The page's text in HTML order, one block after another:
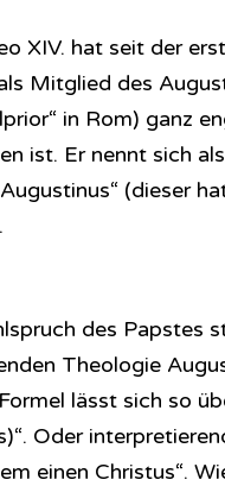
XIV. hat seit der
Mitglied des
in Rom) ganz
ist. Er nennt sich
(dieser
des Papstes
Theologie
lässt sich so
Oder
einen Christus“.